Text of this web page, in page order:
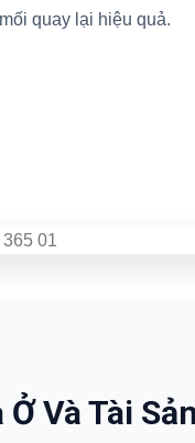
quay lại hiệu quả.
Và Tài